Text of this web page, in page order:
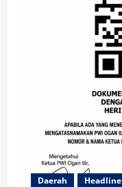
Daerah Headline